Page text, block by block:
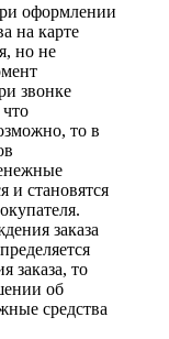
оформлении
на карте
но не
звонке
то в
и становятся
заказа
заказа, то
об
средства